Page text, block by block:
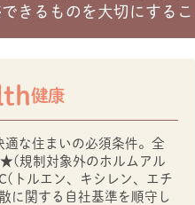
きるものを大切にする
健康
な住まいの必須条件。全
規制対象外のホルムアル
（トルエン、キシレン、エチ
に関する自社基準を順守し